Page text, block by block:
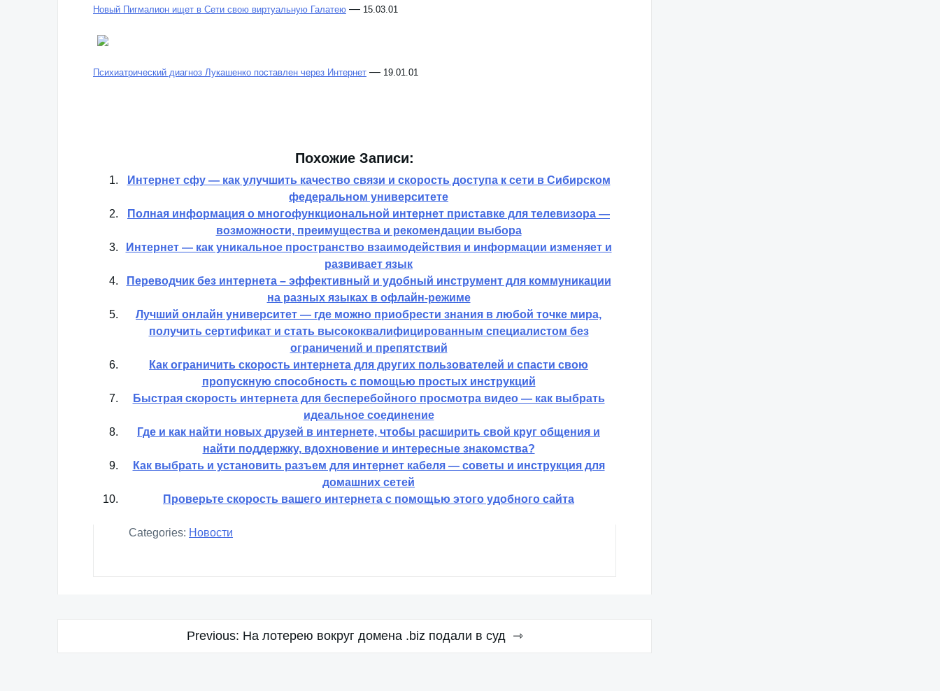
Новый Пигмалион ищет в Сети свою виртуальную Галатею — 15.03.01
Психиатрический диагноз Лукашенко поставлен через Интернет — 19.01.01
Похожие Записи:
Интернет сфу — как улучшить качество связи и скорость доступа к сети в Сибирском
федеральном университете
Полная информация о многофункциональной интернет приставке для телевизора —
возможности, преимущества и рекомендации выбора
Интернет — как уникальное пространство взаимодействия и информации изменяет и
развивает язык
Переводчик без интернета – эффективный и удобный инструмент для коммуникации
на разных языках в офлайн-режиме
Лучший онлайн университет — где можно приобрести знания в любой точке мира,
получить сертификат и стать высококвалифицированным специалистом без
ограничений и препятствий
Как ограничить скорость интернета для других пользователей и спасти свою
пропускную способность с помощью простых инструкций
Быстрая скорость интернета для бесперебойного просмотра видео — как выбрать
идеальное соединение
Где и как найти новых друзей в интернете, чтобы расширить свой круг общения и
найти поддержку, вдохновение и интересные знакомства?
Как выбрать и установить разъем для интернет кабеля — советы и инструкция для
домашних сетей
Проверьте скорость вашего интернета с помощью этого удобного сайта
Categories: Новости
Previous: На лотерею вокруг домена .biz подали в суд